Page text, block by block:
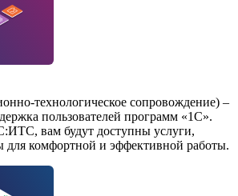
технологическое сопровождение) –
пользователей программ «1С».
вам будут доступны услуги,
для комфортной и эффективной работы.